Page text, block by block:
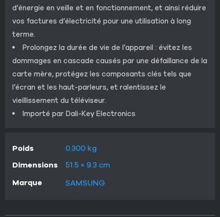
d’énergie en veille et en fonctionnement, et ainsi réduire
vos factures d’électricité pour une utilisation à long
terme.
Prolongez la durée de vie de l’appareil : évitez les
dommages en cascade causés par une défaillance de la
carte mère, protégez les composants clés tels que
l’écran et les haut-parleurs, et ralentissez le
vieillissement du téléviseur.
Importé par Dali-Key Electronics
Poids
0.300 kg
Dimensions
51.5 × 9.3 cm
Marque
SAMSUNG